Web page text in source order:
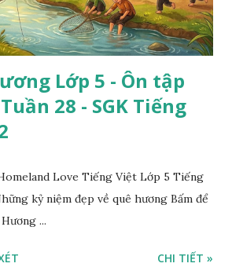
Lớp 5 - Ôn tập
28 - SGK Tiếng
Love Tiếng Việt Lớp 5 Tiếng
kỷ niệm đẹp về quê hương Bấm để
...
CHI TIẾT »